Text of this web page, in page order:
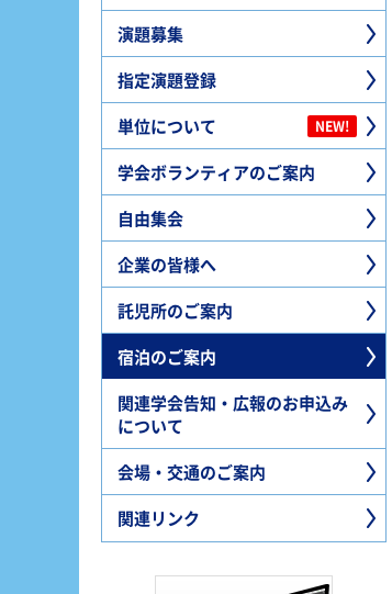
演題募集
指定演題登録
単位について
NEW!
学会ボランティアのご案内
自由集会
企業の皆様へ
託児所のご案内
宿泊のご案内
関連学会告知・広報のお申込み
について
会場・交通のご案内
関連リンク